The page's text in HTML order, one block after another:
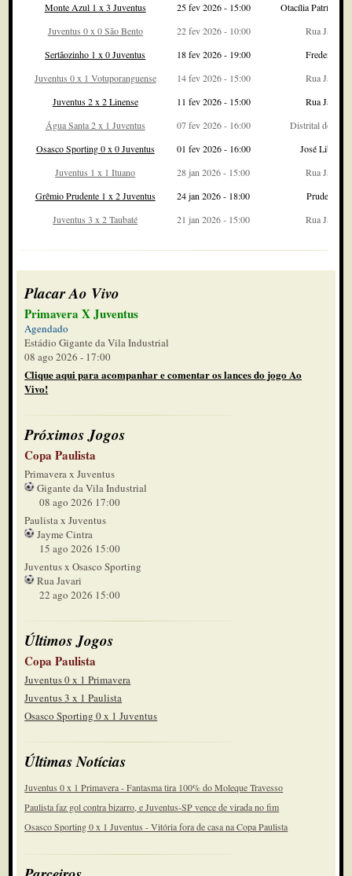
Monte Azul 1 x 3 Juventus
25 fev 2026 - 15:00
Otacília Patrício
Juventus 0 x 0 São Bento
22 fev 2026 - 10:00
Rua Javari
Sertãozinho 1 x 0 Juventus
18 fev 2026 - 19:00
Fredericão
Juventus 0 x 1 Votuporanguense
14 fev 2026 - 15:00
Rua Javari
Juventus 2 x 2 Linense
11 fev 2026 - 15:00
Rua Javari
Água Santa 2 x 1 Juventus
07 fev 2026 - 16:00
Distrital do
Osasco Sporting 0 x 0 Juventus
01 fev 2026 - 16:00
José Liberatti
Juventus 1 x 1 Ituano
28 jan 2026 - 15:00
Rua Javari
Grêmio Prudente 1 x 2 Juventus
24 jan 2026 - 18:00
Prudentão
Juventus 3 x 2 Taubaté
21 jan 2026 - 15:00 Rua Javari
Placar Ao Vivo
Primavera X Juventus
Agendado
Estádio Gigante da Vila Industrial
08 ago 2026 - 17:00
Clique aqui para acompanhar e comentar os lances do jogo Ao
Vivo!
Próximos Jogos
Copa Paulista
Primavera x Juventus
Gigante da Vila Industrial
08 ago 2026 17:00
Paulista x Juventus
Jayme Cintra
15 ago 2026 15:00
Juventus x Osasco Sporting
Rua Javari
22 ago 2026 15:00
Últimos Jogos
Copa Paulista
Juventus 0 x 1 Primavera
Juventus 3 x 1 Paulista
Osasco Sporting 0 x 1 Juventus
Últimas Notícias
Juventus 0 x 1 Primavera - Fantasma tira 100% do Moleque Travesso
Paulista faz gol contra bizarro, e Juventus-SP vence de virada no fim
Osasco Sporting 0 x 1 Juventus - Vitória fora de casa na Copa Paulista